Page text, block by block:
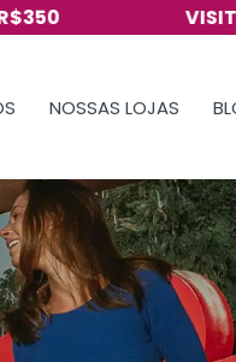
VISITE
NOSSAS LOJAS